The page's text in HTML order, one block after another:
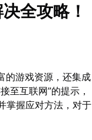
全攻略！
的游戏资源，还集成
至互联网”的提示，
掌握应对方法，对于